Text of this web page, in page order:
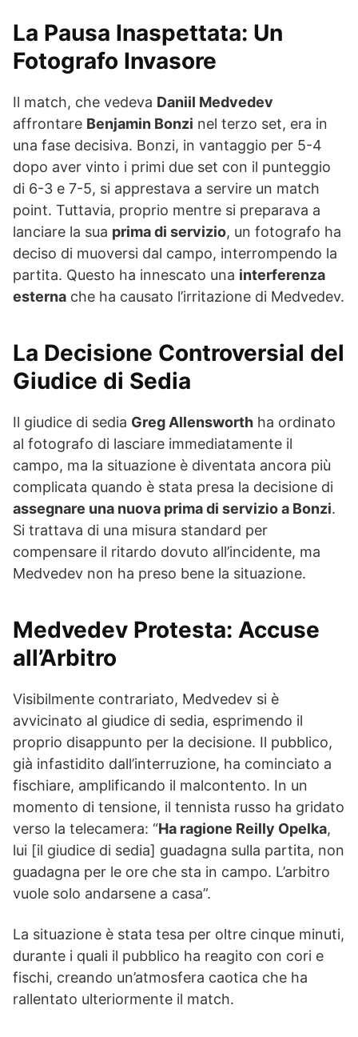
La Pausa Inaspettata: Un
Fotografo Invasore
Il match, che vedeva Daniil Medvedev
affrontare Benjamin Bonzi nel terzo set, era in
una fase decisiva. Bonzi, in vantaggio per 5-4
dopo aver vinto i primi due set con il punteggio
di 6-3 e 7-5, si apprestava a servire un match
point. Tuttavia, proprio mentre si preparava a
lanciare la sua prima di servizio, un fotografo ha
deciso di muoversi dal campo, interrompendo la
partita. Questo ha innescato una interferenza
esterna che ha causato l’irritazione di Medvedev.
La Decisione Controversial del
Giudice di Sedia
Il giudice di sedia Greg Allensworth ha ordinato
al fotografo di lasciare immediatamente il
campo, ma la situazione è diventata ancora più
complicata quando è stata presa la decisione di
assegnare una nuova prima di servizio a Bonzi.
Si trattava di una misura standard per
compensare il ritardo dovuto all’incidente, ma
Medvedev non ha preso bene la situazione.
Medvedev Protesta: Accuse
all’Arbitro
Visibilmente contrariato, Medvedev si è
avvicinato al giudice di sedia, esprimendo il
proprio disappunto per la decisione. Il pubblico,
già infastidito dall’interruzione, ha cominciato a
fischiare, amplificando il malcontento. In un
momento di tensione, il tennista russo ha gridato
verso la telecamera: “Ha ragione Reilly Opelka,
lui [il giudice di sedia] guadagna sulla partita, non
guadagna per le ore che sta in campo. L’arbitro
vuole solo andarsene a casa”.
La situazione è stata tesa per oltre cinque minuti,
durante i quali il pubblico ha reagito con cori e
fischi, creando un’atmosfera caotica che ha
rallentato ulteriormente il match.